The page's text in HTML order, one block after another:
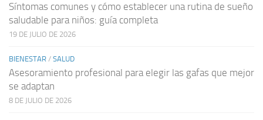
Síntomas comunes y cómo establecer una rutina de sueño
saludable para niños: guía completa
19 DE JULIO DE 2026
BIENESTAR / SALUD
Asesoramiento profesional para elegir las gafas que mejor
se adaptan
8 DE JULIO DE 2026